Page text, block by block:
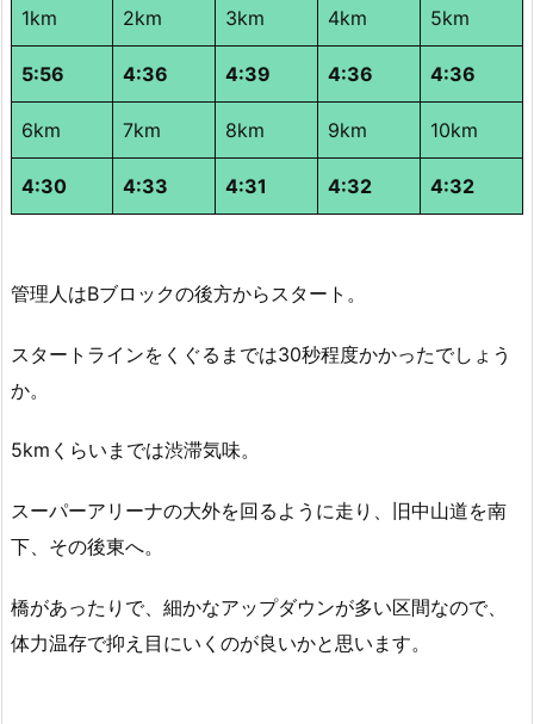
1km 2km 3km 4km 5km
5:56 4:36 4:39 4:36 4:36
6km 7km 8km 9km 10km
4:30 4:33 4:31 4:32 4:32
管理人はBブロックの後方からスタート。
スタートラインをくぐるまでは30秒程度かかったでしょう
か。
5kmくらいまでは渋滞気味。
スーパーアリーナの大外を回るように走り、旧中山道を南
下、その後東へ。
橋があったりで、細かなアップダウンが多い区間なので、
体力温存で抑え目にいくのが良いかと思います。